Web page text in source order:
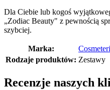
Dla Ciebie lub kogoś
„Zodiac Beauty" z pewnością
szybciej.
Marka:
Rodzaje produktów: Zestawy
Recenzje naszych